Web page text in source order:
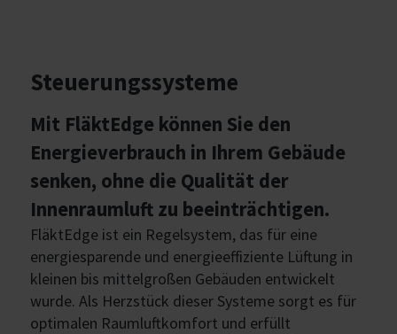
Steuerungssysteme
Mit FläktEdge können Sie den
Energieverbrauch in Ihrem Gebäude
senken, ohne die Qualität der
Innenraumluft zu beeinträchtigen.
FläktEdge ist ein Regelsystem, das für eine
energiesparende und energieeffiziente Lüftung in
kleinen bis mittelgroßen Gebäuden entwickelt
wurde. Als Herzstück dieser Systeme sorgt es für
optimalen Raumluftkomfort und erfüllt